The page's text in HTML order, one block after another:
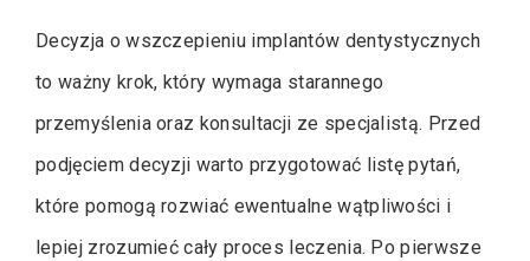
Decyzja o wszczepieniu implantów dentystycznych
to ważny krok, który wymaga starannego
przemyślenia oraz konsultacji ze specjalistą. Przed
podjęciem decyzji warto przygotować listę pytań,
które pomogą rozwiać ewentualne wątpliwości i
lepiej zrozumieć cały proces leczenia. Po pierwsze